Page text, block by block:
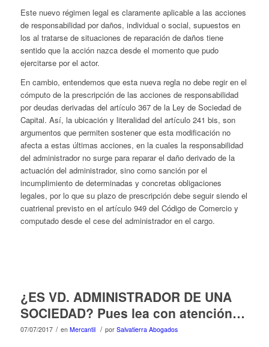
Este nuevo régimen legal es claramente aplicable a las acciones
de responsabilidad por daños, individual o social, supuestos en
los al tratarse de situaciones de reparación de daños tiene
sentido que la acción nazca desde el momento que pudo
ejercitarse por el actor.
En cambio, entendemos que esta nueva regla no debe regir en el
cómputo de la prescripción de las acciones de responsabilidad
por deudas derivadas del artículo 367 de la Ley de Sociedad de
Capital. Así, la ubicación y literalidad del artículo 241 bis, son
argumentos que permiten sostener que esta modificación no
afecta a estas últimas acciones, en la cuales la responsabilidad
del administrador no surge para reparar el daño derivado de la
actuación del administrador, sino como sanción por el
incumplimiento de determinadas y concretas obligaciones
legales, por lo que su plazo de prescripción debe seguir siendo el
cuatrienal previsto en el artículo 949 del Código de Comercio y
computado desde el cese del administrador en el cargo.
¿ES VD. ADMINISTRADOR DE UNA
SOCIEDAD? Pues lea con atención…
07/07/2017 / en Mercantil / por Salvatierra Abogados